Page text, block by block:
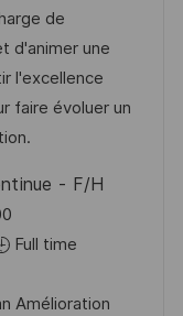
de
d'animer une
l'excellence
faire évoluer un
- F/H
Full time
Amélioration